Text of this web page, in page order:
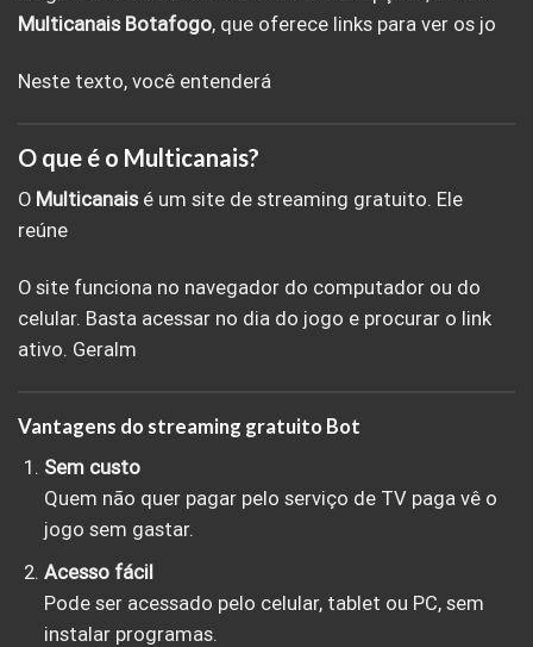
MulticanaisBotafogo, que oferece links para ver os jo
Neste texto, você entenderá
O que é o Multicanais?
O Multicanaisé um site de streaming gratuito. Ele
reúne
O site funciona no navegador do computador ou do
celular. Basta acessar no dia do jogo e procurar o link
ativo. Geralm
Vantagens do streaming gratuito Bot
Sem custo
Quem não quer pagar pelo serviço de TV paga vê o
jogo sem gastar.
Acesso fácil
Pode ser acessado pelo celular, tablet ou PC, sem
instalar programas.